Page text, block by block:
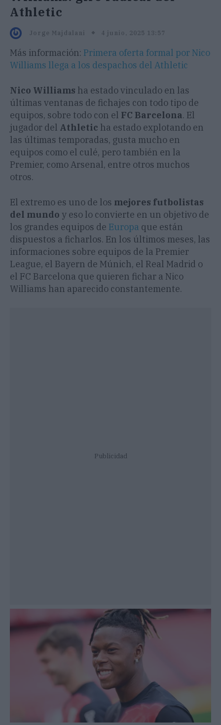
Athletic
Jorge Majdalani 4 junio, 2025 13:57
Más información: Primera oferta formal por Nico
Williams llega a los despachos del Athletic
Nico Williams ha estado vinculado en las
últimas ventanas de fichajes con todo tipo de
equipos, sobre todo con el FC Barcelona. El
jugador del Athletic ha estado explotando en
las últimas temporadas, gusta mucho en
equipos como el culé, pero también en la
Premier, como Arsenal, entre otros muchos
otros.
El extremo es uno de los mejores futbolistas
del mundo y eso lo convierte en un objetivo de
los grandes equipos de Europa que están
dispuestos a ficharlos. En los últimos meses, las
informaciones sobre equipos de la Premier
League, el Bayern de Múnich, el Real Madrid o
el FC Barcelona que quieren fichar a Nico
Williams han aparecido constantemente.
Publicidad